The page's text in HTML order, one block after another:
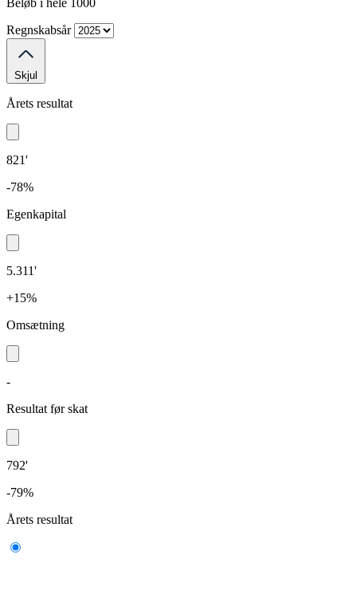
Beløb i hele 1000
Regnskabsår
Skjul
Årets resultat
821'
-78%
Egenkapital
5.311'
+15%
Omsætning
-
Resultat før skat
792'
-79%
Årets resultat